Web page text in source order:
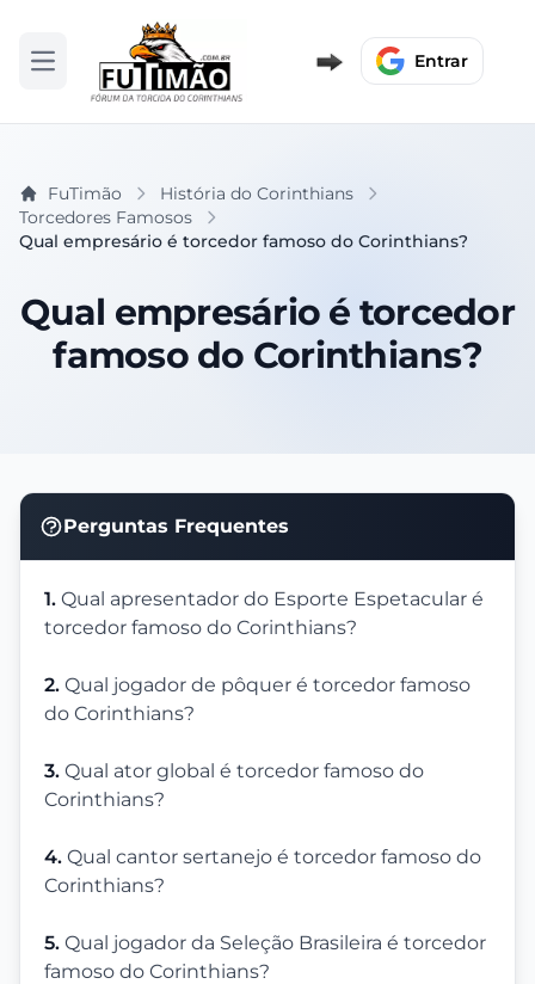
Abrir menu Entrar
FuTimão
História do Corinthians
Torcedores Famosos
Qual empresário é torcedor famoso do Corinthians?
Qual empresário é torcedor
famoso do Corinthians?
Perguntas Frequentes
1. Qual apresentador do Esporte Espetacular é
torcedor famoso do Corinthians?
2. Qual jogador de pôquer é torcedor famoso
do Corinthians?
3. Qual ator global é torcedor famoso do
Corinthians?
4. Qual cantor sertanejo é torcedor famoso do
Corinthians?
5. Qual jogador da Seleção Brasileira é torcedor
famoso do Corinthians?